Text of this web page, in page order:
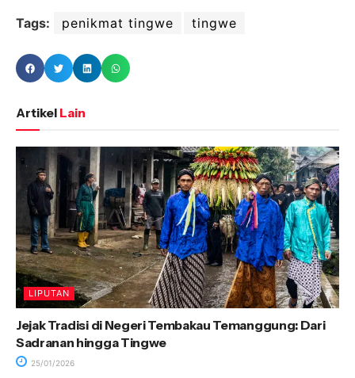
Tags: penikmat tingwe tingwe
Artikel Lain
LIPUTAN
Jejak Tradisi di Negeri Tembakau Temanggung: Dari
Sadranan hingga Tingwe
25/01/2026